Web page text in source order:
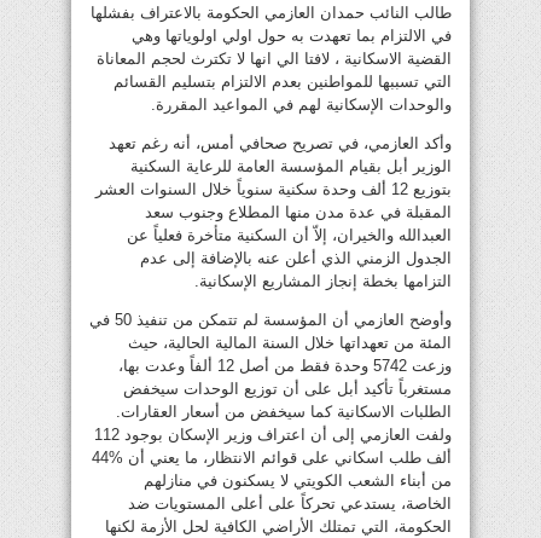
طالب النائب حمدان العازمي الحكومة بالاعتراف بفشلها
في الالتزام بما تعهدت به حول اولي اولوياتها وهي
القضية الاسكانية ، لافتا الي انها لا تكترث لحجم المعاناة
التي تسببها للمواطنين بعدم الالتزام بتسليم القسائم
والوحدات الإسكانية لهم في المواعيد المقررة.
وأكد العازمي، في تصريح صحافي أمس، أنه رغم تعهد
الوزير أبل بقيام المؤسسة العامة للرعاية السكنية
بتوزيع 12 ألف وحدة سكنية سنوياً خلال السنوات العشر
المقبلة في عدة مدن منها المطلاع وجنوب سعد
العبدالله والخيران، إلاّ أن السكنية متأخرة فعلياً عن
الجدول الزمني الذي أعلن عنه بالإضافة إلى عدم
التزامها بخطة إنجاز المشاريع الإسكانية.
وأوضح العازمي أن المؤسسة لم تتمكن من تنفيذ 50 في
المئة من تعهداتها خلال السنة المالية الحالية، حيث
وزعت 5742 وحدة فقط من أصل 12 ألفاً وعدت بها،
مستغرباً تأكيد أبل على أن توزيع الوحدات سيخفض
الطلبات الاسكانية كما سيخفض من أسعار العقارات.
ولفت العازمي إلى أن اعتراف وزير الإسكان بوجود 112
ألف طلب اسكاني على قوائم الانتظار، ما يعني أن %44
من أبناء الشعب الكويتي لا يسكنون في منازلهم
الخاصة، يستدعي تحركاً على أعلى المستويات ضد
الحكومة، التي تمتلك الأراضي الكافية لحل الأزمة لكنها